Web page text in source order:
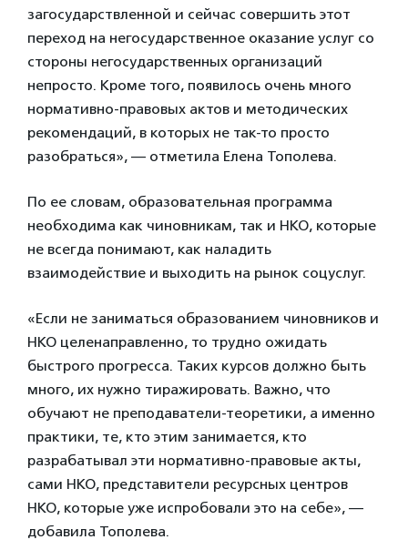
загосударствленной и сейчас совершить этот
переход на негосударственное оказание услуг со
стороны негосударственных организаций
непросто. Кроме того, появилось очень много
нормативно-правовых актов и методических
рекомендаций, в которых не так-то просто
разобраться», — отметила Елена Тополева.
По ее словам, образовательная программа
необходима как чиновникам, так и НКО, которые
не всегда понимают, как наладить
взаимодействие и выходить на рынок соцуслуг.
«Если не заниматься образованием чиновников и
НКО целенаправленно, то трудно ожидать
быстрого прогресса. Таких курсов должно быть
много, их нужно тиражировать. Важно, что
обучают не преподаватели-теоретики, а именно
практики, те, кто этим занимается, кто
разрабатывал эти нормативно-правовые акты,
сами НКО, представители ресурсных центров
НКО, которые уже испробовали это на себе», —
добавила Тополева.